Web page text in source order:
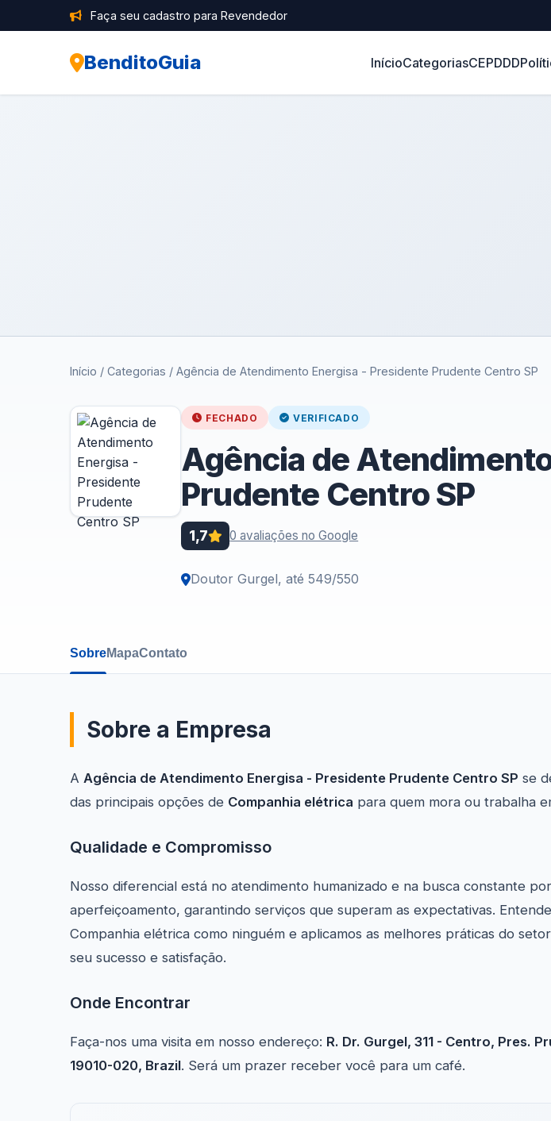
Faça seu cadastro para Revendedor
BenditoGuia InícioCategoriasCEPDDD
Início / Categorias / Agência de Atendimento Energisa - Presidente Prudente Centro SP
FECHADO VERIFICADO
Agência de
Prudente Centro SP
1,7 0 avaliações no Google
Doutor Gurgel, até 549/550
SobreMapaContato
Sobre a Empresa
A Agência de Atendimento Energisa - Presidente Prudente Centro SP se
das principais opções de Companhia elétrica para quem mora ou trabalha
Qualidade e Compromisso
Nosso diferencial está no atendimento humanizado e na busca constante por
aperfeiçoamento, garantindo serviços que superam as expectativas.
Companhia elétrica como ninguém e aplicamos as melhores práticas do
seu sucesso e satisfação.
Onde Encontrar
Faça-nos uma visita em nosso endereço: R. Dr. Gurgel, 311 - Centro, Pres.
19010-020, Brazil. Será um prazer receber você para um café.